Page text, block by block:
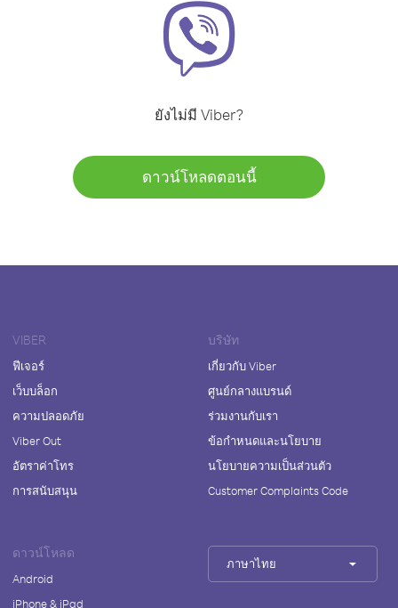
ยังไม่มี Viber?
ดาวน์โหลดตอนนี้
VIBER
ฟีเจอร์
เว็บบล็อก
ความปลอดภัย
Viber Out
อัตราค่าโทร
การสนับสนุน
บริษัท
เกี่ยวกับ Viber
ศูนย์กลางแบรนด์
ร่วมงานกับเรา
ข้อกำหนดและนโยบาย
นโยบายความเป็นส่วนตัว
Customer Complaints Code
ดาวน์โหลด
Android
iPhone & iPad
ภาษาไทย